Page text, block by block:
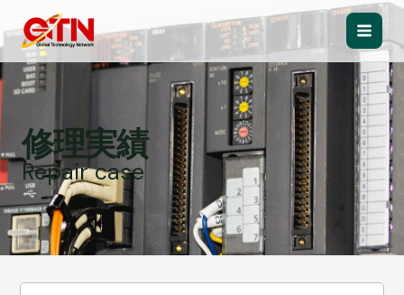
容
ス
キ
ッ
プ
Main
修理実績
Repair case